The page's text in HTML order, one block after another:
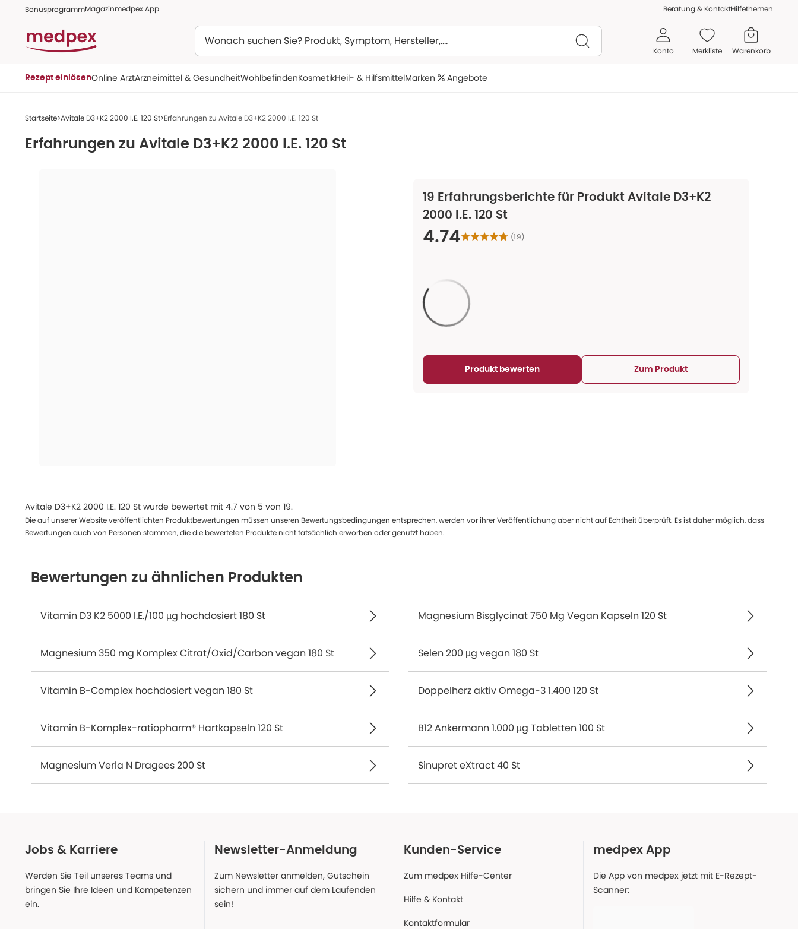
BonusprogrammMagazinmedpex App Beratung & KontaktHilfethemen
Konto Merkliste Warenkorb
Rezept einlösenOnline ArztArzneimittel & GesundheitWohlbefindenKosmetikHeil- & HilfsmittelMarken Angebote
Startseite Avitale D3+K2 2000 I.E. 120 St Erfahrungen zu Avitale D3+K2 2000 I.E. 120 St
Erfahrungen zu Avitale D3+K2 2000 I.E. 120 St
19 Erfahrungsberichte für Produkt Avitale D3+K2
2000 I.E. 120 St
4.74 (19)
Aktualisieren...
Produkt bewerten Zum Produkt
Avitale D3+K2 2000 I.E. 120 St wurde bewertet mit 4.7 von 5 von 19.
Die auf unserer Website veröffentlichten Produktbewertungen müssen unseren Bewertungsbedingungen entsprechen, werden vor ihrer Veröffentlichung aber nicht auf Echtheit überprüft. Es ist daher möglich, dass
Bewertungen auch von Personen stammen, die die bewerteten Produkte nicht tatsächlich erworben oder genutzt haben.
Bewertungen zu ähnlichen Produkten
Vitamin D3 K2 5000 I.E./100 µg hochdosiert 180 St Magnesium Bisglycinat 750 Mg Vegan Kapseln 120 St
Magnesium 350 mg Komplex Citrat/Oxid/Carbon vegan 180 St Selen 200 µg vegan 180 St
Vitamin B-Complex hochdosiert vegan 180 St Doppelherz aktiv Omega-3 1.400 120 St
Vitamin B-Komplex-ratiopharm® Hartkapseln 120 St B12 Ankermann 1.000 µg Tabletten 100 St
Magnesium Verla N Dragees 200 St Sinupret eXtract 40 St
Jobs & Karriere
Werden Sie Teil unseres Teams und
bringen Sie Ihre Ideen und Kompetenzen
ein.
Newsletter-Anmeldung
Zum Newsletter anmelden, Gutschein
sichern und immer auf dem Laufenden
sein!
Kunden-Service
Zum medpex Hilfe-Center
Hilfe & Kontakt
Kontaktformular
medpex App
Die App von medpex jetzt mit E-Rezept-
Scanner: